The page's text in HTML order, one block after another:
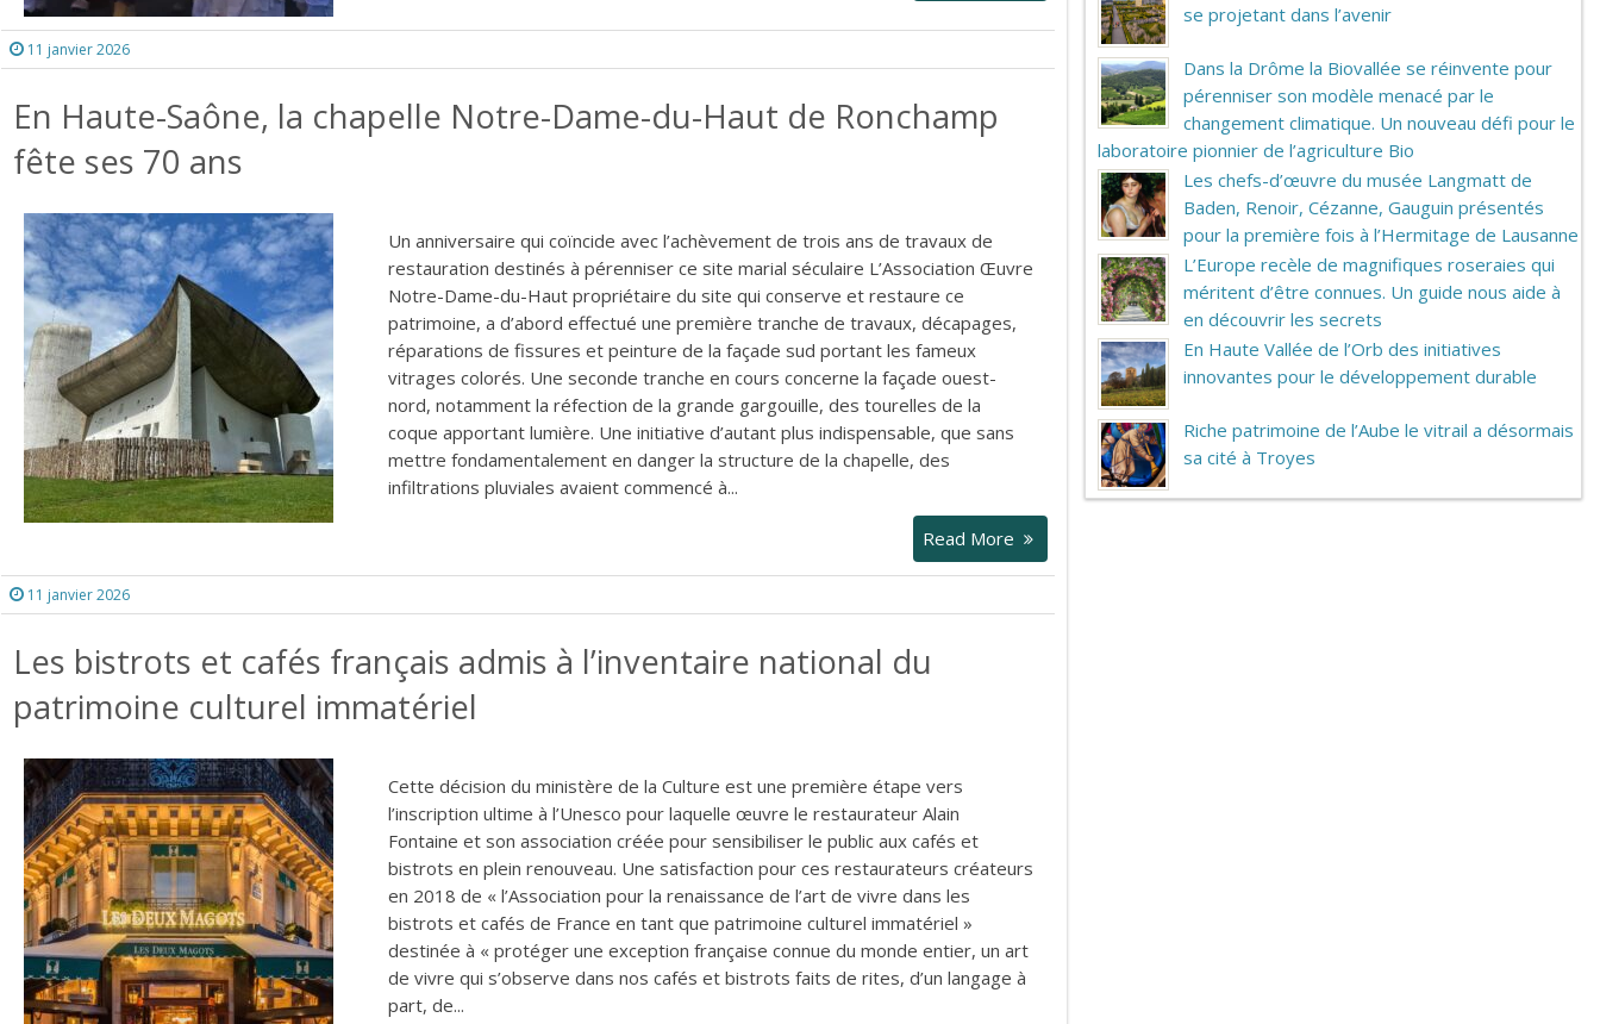
11 janvier 2026
En Haute-Saône, la chapelle Notre-Dame-du-Haut de Ronchamp
fête ses 70 ans
Un anniversaire qui coïncide avec l’achèvement de trois ans de travaux de
restauration destinés à pérenniser ce site marial séculaire L’Association Œuvre
Notre-Dame-du-Haut propriétaire du site qui conserve et restaure ce
patrimoine, a d’abord effectué une première tranche de travaux, décapages,
réparations de fissures et peinture de la façade sud portant les fameux
vitrages colorés. Une seconde tranche en cours concerne la façade ouest-
nord, notamment la réfection de la grande gargouille, des tourelles de la
coque apportant lumière. Une initiative d’autant plus indispensable, que sans
mettre fondamentalement en danger la structure de la chapelle, des
infiltrations pluviales avaient commencé à...
Read More
11 janvier 2026
Les bistrots et cafés français admis à l’inventaire national du
patrimoine culturel immatériel
Cette décision du ministère de la Culture est une première étape vers
l’inscription ultime à l’Unesco pour laquelle œuvre le restaurateur Alain
Fontaine et son association créée pour sensibiliser le public aux cafés et
bistrots en plein renouveau. Une satisfaction pour ces restaurateurs créateurs
en 2018 de « l’Association pour la renaissance de l’art de vivre dans les
bistrots et cafés de France en tant que patrimoine culturel immatériel »
destinée à « protéger une exception française connue du monde entier, un art
de vivre qui s’observe dans nos cafés et bistrots faits de rites, d’un langage à
part, de...
se projetant dans l’avenir
Dans la Drôme la Biovallée se réinvente pour
pérenniser son modèle menacé par le
changement climatique. Un nouveau défi pour le
laboratoire pionnier de l’agriculture Bio
Les chefs-d’œuvre du musée Langmatt de
Baden, Renoir, Cézanne, Gauguin présentés
pour la première fois à l’Hermitage de Lausanne
L’Europe recèle de magnifiques roseraies qui
méritent d’être connues. Un guide nous aide à
en découvrir les secrets
En Haute Vallée de l’Orb des initiatives
innovantes pour le développement durable
Riche patrimoine de l’Aube le vitrail a désormais
sa cité à Troyes